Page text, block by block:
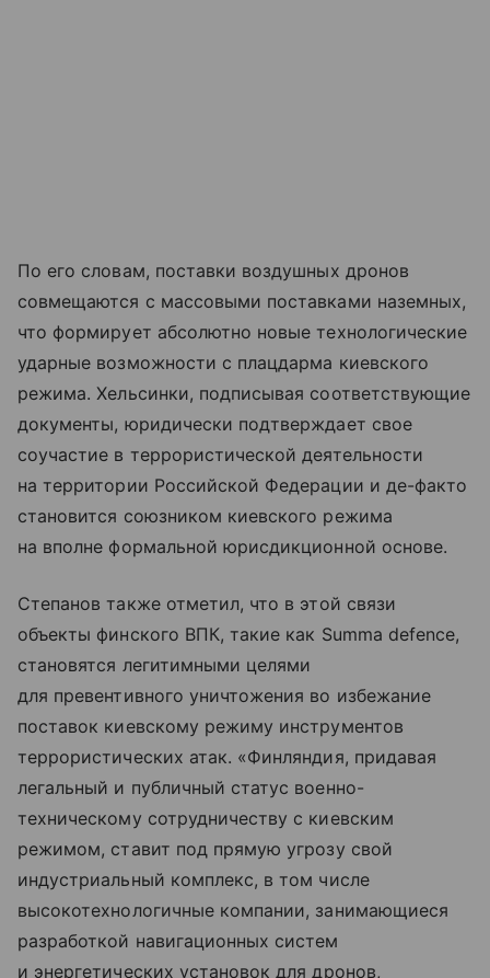
По его словам, поставки воздушных дронов
совмещаются с массовыми поставками наземных,
что формирует абсолютно новые технологические
ударные возможности с плацдарма киевского
режима. Хельсинки, подписывая соответствующие
документы, юридически подтверждает свое
соучастие в террористической деятельности
на территории Российской Федерации и де-факто
становится союзником киевского режима
на вполне формальной юрисдикционной основе.
Степанов также отметил, что в этой связи
объекты финского ВПК, такие как Summa defence,
становятся легитимными целями
для превентивного уничтожения во избежание
поставок киевскому режиму инструментов
террористических атак. «Финляндия, придавая
легальный и публичный статус военно-
техническому сотрудничеству с киевским
режимом, ставит под прямую угрозу свой
индустриальный комплекс, в том числе
высокотехнологичные компании, занимающиеся
разработкой навигационных систем
и энергетических установок для дронов,